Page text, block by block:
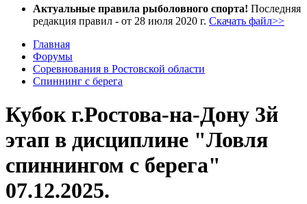
Актуальные правила рыболовного спорта! Последняя
редакция правил - от 28 июля 2020 г. Скачать файл>>
Главная
Форумы
Соревнования в Ростовской области
Спиннинг с берега
Кубок г.Ростова-на-Дону 3й
этап в дисциплине "Ловля
спиннингом с берега"
07.12.2025.